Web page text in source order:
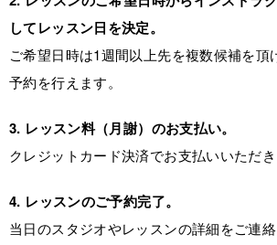
してレッスン日を決定。
ご希望日時は1週間以上先を複数候補を頂
予約を行えます。
3. レッスン料（月謝）のお支払い。
クレジットカード決済でお支払いいただき
4. レッスンのご予約完了。
当日のスタジオやレッスンの詳細をご連絡